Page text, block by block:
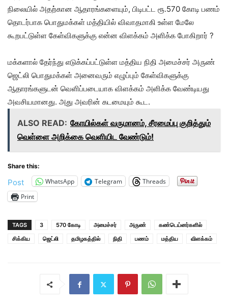
நிலையில் அதற்கான ஆதாரங்களையும், பிடிபட்ட ரூ.570 கோடி பணம்
தொடர்பாக பொதுமக்கள் மத்தியில் விவாதமாகி உள்ள மேலே
கூறபட்டுள்ள கேள்விகளுக்கு என்ன விளக்கம் அளிக்க போகிறார் ?
மக்களால் தேர்ந்து எடுக்கப்பட்டுள்ள மத்திய நிதி அமைச்சர் அருண்
ஜெட்லி பொதுமக்கள் அனைவரும் எழுப்பும் கேள்விகளுக்கு
ஆதாரங்களுடன் வெளிப்படையாக விளக்கம் அளிக்க வேண்டியது
அவசியமானது. அது அவரின் கடமையும் கூட.
ALSO READ: கோயில்கள் வருமானம், சீரமைப்பு குறித்தும்
வெள்ளை அறிக்கை வெளியிட வேண்டும்!
Share this:
Post WhatsApp Telegram
Threads
Print
TAGS 3 570 கோடி அமைச்சர் அருண்
கண்டெய்னர்களில்
சிக்கிய
ஜெட்லி தமிழகத்தில் நிதி பணம் மத்திய விளக்கம்